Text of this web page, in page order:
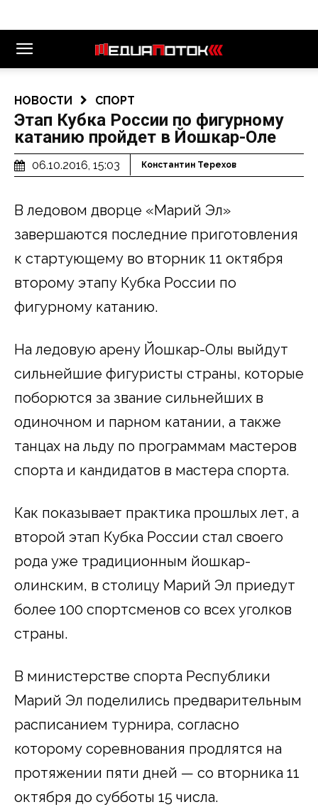
НОВОСТИ СПОРТ
Этап Кубка России по фигурному
катанию пройдет в Йошкар-Оле
06.10.2016, 15:03 Константин Терехов
В ледовом дворце «Марий Эл»
завершаются последние приготовления
к стартующему во вторник 11 октября
второму этапу Кубка России по
фигурному катанию.
На ледовую арену Йошкар-Олы выйдут
сильнейшие фигуристы страны, которые
поборются за звание сильнейших в
одиночном и парном катании, а также
танцах на льду по программам мастеров
спорта и кандидатов в мастера спорта.
Как показывает практика прошлых лет, а
второй этап Кубка России стал своего
рода уже традиционным йошкар-
олинским, в столицу Марий Эл приедут
более 100 спортсменов со всех уголков
страны.
В министерстве спорта Республики
Марий Эл поделились предварительным
расписанием турнира, согласно
которому соревнования продлятся на
протяжении пяти дней — со вторника 11
октября до субботы 15 числа.